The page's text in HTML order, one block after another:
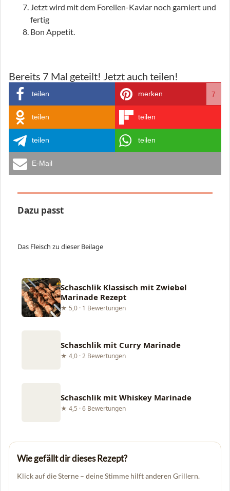
Jetzt wird mit dem Forellen-Kaviar noch garniert und
fertig
Bon Appetit.
Bereits 7 Mal geteilt! Jetzt auch teilen!
teilen merken 7
teilen teilen
teilen teilen
E-Mail
Dazu passt
Das Fleisch zu dieser Beilage
Schaschlik Klassisch mit Zwiebel
Marinade Rezept
★ 5,0 · 1 Bewertungen
Schaschlik mit Curry Marinade
★ 4,0 · 2 Bewertungen
Schaschlik mit Whiskey Marinade
★ 4,5 · 6 Bewertungen
Wie gefällt dir dieses Rezept?
Klick auf die Sterne – deine Stimme hilft anderen Grillern.